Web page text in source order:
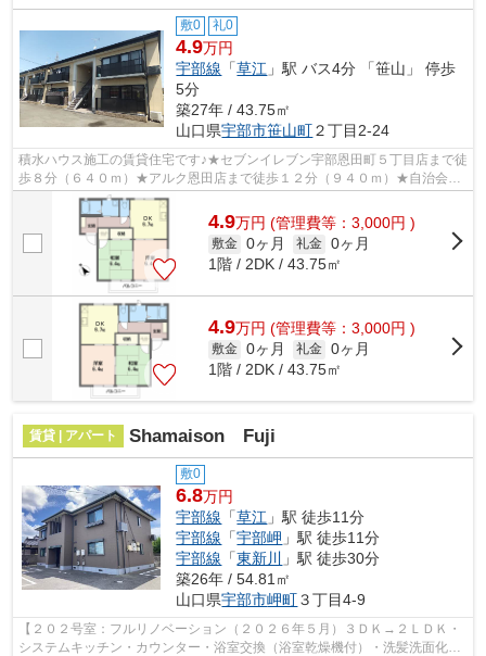
敷0 礼0
4.9万円
宇部線 「草江 」駅 バス4分 「笹山」 停歩
5分
築27年 / 43.75㎡
山口県宇部市笹山町２丁目2-24
積水ハウス施工の賃貸住宅です♪★セブンイレブン宇部恩田町５丁目店まで徒
歩８分（６４０ｍ）★アルク恩田店まで徒歩１２分（９４０ｍ）★自治会非
加入★ゴミ業者回収★インターネット無料...
4.9万円 (管理費等：3,000円 )
敷金 0ヶ月 礼金 0ヶ月
1階 / 2DK / 43.75㎡
4.9万円 (管理費等：3,000円 )
敷金 0ヶ月 礼金 0ヶ月
1階 / 2DK / 43.75㎡
賃貸 | アパート Shamaison Fuji
敷0
6.8万円
宇部線 「草江 」駅 徒歩11分
宇部線 「宇部岬 」駅 徒歩11分
宇部線 「東新川
」駅 徒歩30分
築26年 / 54.81㎡
山口県宇部市岬町３丁目4-9
【２０２号室：フルリノベーション（２０２６年５月）３ＤＫ→２ＬＤＫ・
システムキッチン・カウンター・浴室交換（浴室乾燥機付）・洗髪洗面化粧